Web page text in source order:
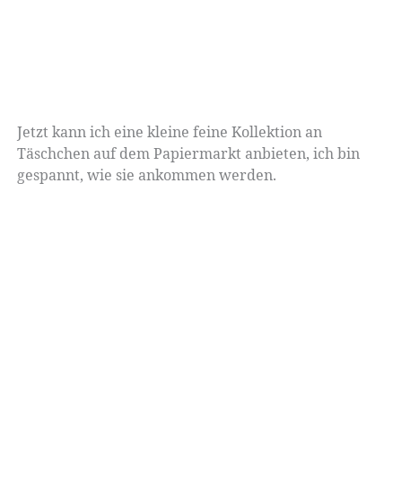
Jetzt kann ich eine kleine feine Kollektion an
Täschchen auf dem Papiermarkt anbieten, ich bin
gespannt, wie sie ankommen werden.